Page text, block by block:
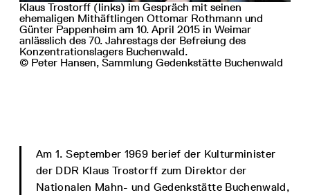
Klaus Trostorff (links) im Gespräch mit seinen
ehemaligen Mithäftlingen Ottomar Rothmann und
Günter Pappenheim am 10. April 2015 in Weimar
anlässlich des 70. Jahrestags der Befreiung des
Konzentrationslagers Buchenwald.
© Peter Hansen, Sammlung Gedenkstätte Buchenwald
Am 1. September 1969 berief der Kulturminister
der DDR Klaus Trostorff zum Direktor der
Nationalen Mahn- und Gedenkstätte Buchenwald,